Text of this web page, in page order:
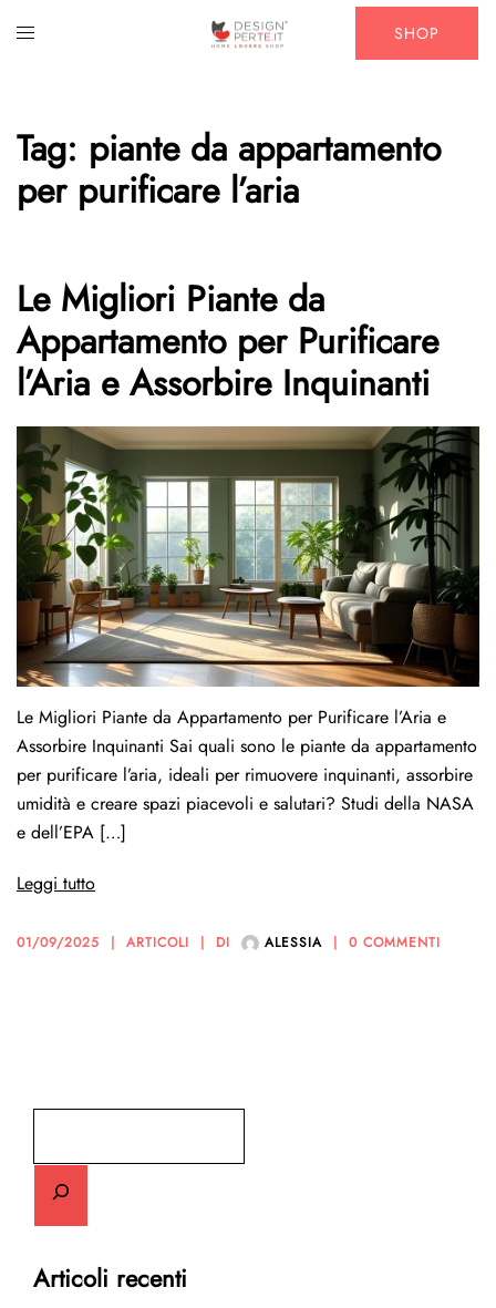
Mostra/Nascondi
SHOP
Tag: piante da appartamento
per purificare l’aria
Le Migliori Piante da
Appartamento per Purificare
l’Aria e Assorbire Inquinanti
Le Migliori Piante da Appartamento per Purificare l’Aria e
Assorbire Inquinanti Sai quali sono le piante da appartamento
per purificare l’aria, ideali per rimuovere inquinanti, assorbire
umidità e creare spazi piacevoli e salutari? Studi della NASA
e dell’EPA […]
Leggi tutto
01/09/2025 ARTICOLI DI ALESSIA 0 COMMENTI
Articoli recenti